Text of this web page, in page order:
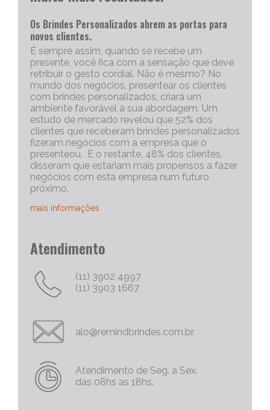
Os Brindes Personalizados abrem as portas para
novos clientes.
É sempre assim, quando se recebe um
presente, você fica com a sensação que deve
retribuir o gesto cordial. Não é mesmo? No
mundo dos negócios, presentear os clientes
com brindes personalizados, criará um
ambiente favorável à sua abordagem. Um
estudo de mercado revelou que 52% dos
clientes que receberam brindes personalizados
fizeram negócios com a empresa que o
presenteou. E o restante, 48% dos clientes,
disseram que estariam mais propensos a fazer
negócios com esta empresa num futuro
próximo.
mais informações
eficazes para iniciar uma conversa com um
corporativo, quanto mais exclusivo e
personalizado, melhor será o “quebra do gelo”,
e abrirá mais espaço para tratativas
Chame Mais Atenção com Brinde Corporativos
Personalizados Criativos
as nossas empresas e nossas marcas e
produtos. Não há uma palavra mais poderosa
no marketing do que a palavra
Atendimento
(11) 3902 4997
(11) 3903 1667
alo@remindbrindes.com.br
Atendimento de Seg. a Sex.
das 08hs as 18hs.